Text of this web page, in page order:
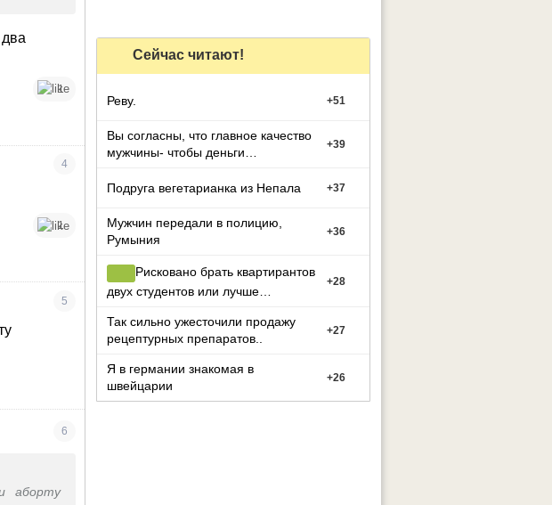
1
4
1
5
6
аборту
Сейчас читают!
Реву. +51
Вы согласны, что главное качество
мужчины- чтобы деньги
+39
Подруга вегетарианка из Непала +37
Мужчин передали в полицию,
Румыния
+36
Рисковано брать квартирантов
двух студентов или лучше
+28
Так сильно ужесточили продажу
рецептурных препаратов..
+27
Я в германии знакомая в
швейцарии
+26